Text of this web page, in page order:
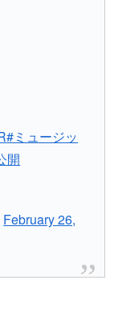
#ミュージッ
開
February 26,